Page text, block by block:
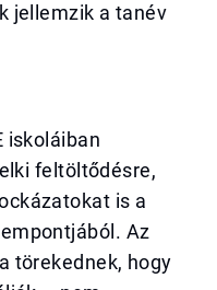
jellemzik a tanév
iskoláiban
feltöltődésre,
is a
Az
törekednek, hogy